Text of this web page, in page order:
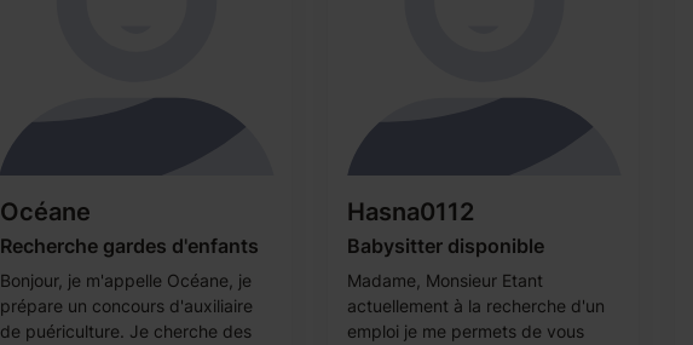
Océane
Recherche gardes d'enfants
Bonjour, je m'appelle Océane, je
prépare un concours d'auxiliaire
de puériculture. Je cherche des
Hasna0112
Babysitter disponible
Madame, Monsieur Etant
actuellement à la recherche d'un
emploi je me permets de vous